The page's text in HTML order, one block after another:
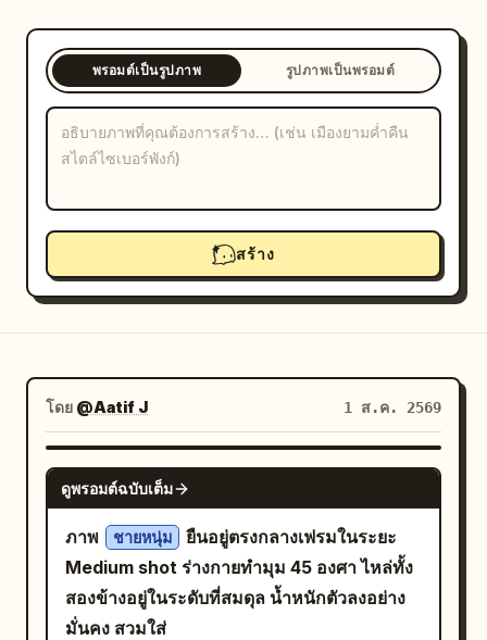
พรอมต์เป็นรูปภาพ รูปภาพเป็นพรอมต์
สร้าง
โดย @Aatif J 1 ส.ค. 2569
NANO BANANA PRO
ดูพรอมต์ฉบับเต็ม
ภาพ ชายหนุ่ม
ยืนอยู่ตรงกลางเฟรมในระยะ
Medium shot ร่างกายทำมุม 45 องศา ไหล่ทั้ง
สองข้างอยู่ในระดับที่สมดุล น้ำหนักตัวลงอย่าง
มั่นคง สวมใส่